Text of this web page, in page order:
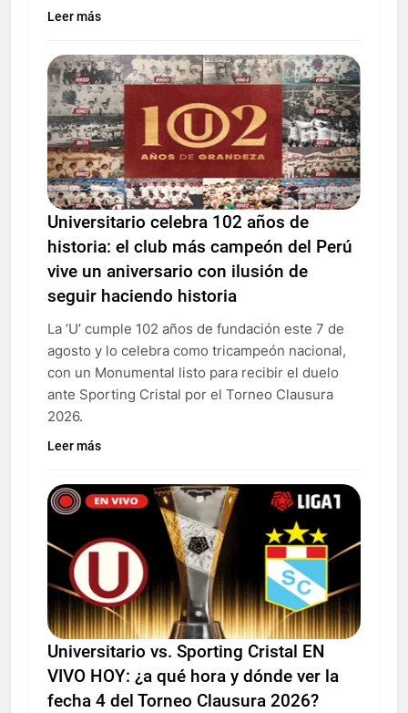
Leer más
Universitario celebra 102 años de
historia: el club más campeón del Perú
vive un aniversario con ilusión de
seguir haciendo historia
La ‘U’ cumple 102 años de fundación este 7 de
agosto y lo celebra como tricampeón nacional,
con un Monumental listo para recibir el duelo
ante Sporting Cristal por el Torneo Clausura
2026.
Leer más
Universitario vs. Sporting Cristal EN
VIVO HOY: ¿a qué hora y dónde ver la
fecha 4 del Torneo Clausura 2026?